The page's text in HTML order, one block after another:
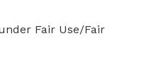
Fair Use/Fair